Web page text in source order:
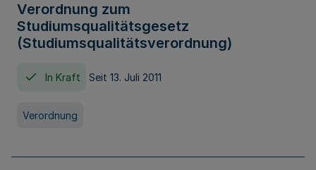
Verordnung zum
Studiumsqualitätsgesetz
(Studiumsqualitätsverordnung)
In Kraft Seit 13. Juli 2011
Verordnung